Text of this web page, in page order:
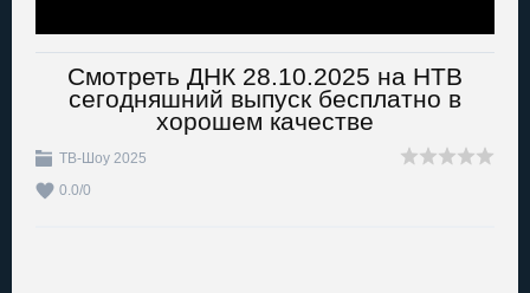
Смотреть ДНК 28.10.2025 на НТВ
сегодняшний выпуск бесплатно в
хорошем качестве
ТВ-Шоу 2025
0.0/0